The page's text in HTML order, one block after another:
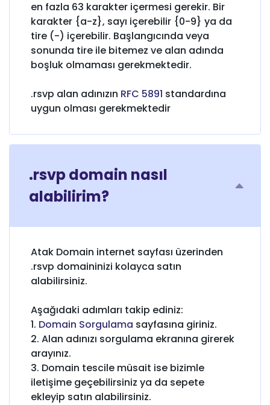
en fazla 63 karakter içermesi gerekir. Bir
karakter {a-z}, sayı içerebilir {0-9} ya da
tire (-) içerebilir. Başlangıcında veya
sonunda tire ile bitemez ve alan adında
boşluk olmaması gerekmektedir.
.rsvp alan adınızın RFC 5891 standardına
uygun olması gerekmektedir
.rsvp domain nasıl
alabilirim?
Atak Domain internet sayfası üzerinden
.rsvp domaininizi kolayca satın
alabilirsiniz.
Aşağıdaki adımları takip ediniz:
1. Domain Sorgulama sayfasına giriniz.
2. Alan adınızı sorgulama ekranına girerek
arayınız.
3. Domain tescile müsait ise bizimle
iletişime geçebilirsiniz ya da sepete
ekleyip satın alabilirsiniz.